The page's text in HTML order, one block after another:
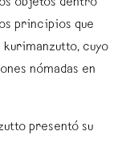
objetos dentro
principios que
cuyo
nómadas en
presentó su